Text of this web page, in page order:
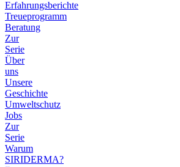
Erfahrungsberichte
Treueprogramm
Beratung
Zur
Serie
Über
uns
Unsere
Geschichte
Umweltschutz
Jobs
Zur
Serie
Warum
SIRIDERMA?